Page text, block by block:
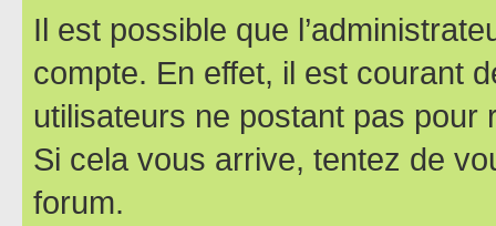
Il est possible que
compte. En effet, il est courant
utilisateurs ne postant pas pour
Si cela vous arrive, tentez de
forum.